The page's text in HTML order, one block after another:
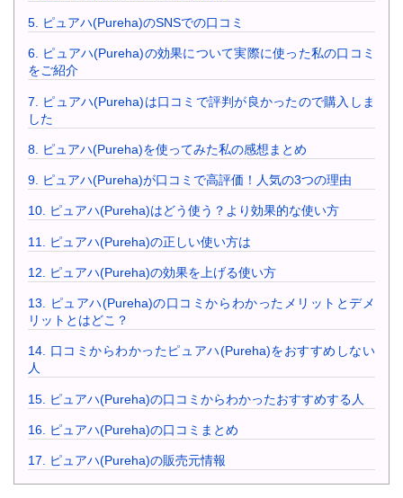
5. ピュアハ(Pureha)のSNSでの口コミ
6. ピュアハ(Pureha)の効果について実際に使った私の口コミ
をご紹介
7.
ピュアハ(Pureha)は口コミで評判が良かったので購入しま
した
8. ピュアハ(Pureha)を使ってみた私の感想まとめ
9. ピュアハ(Pureha)が口コミで高評価！人気の3つの理由
10. ピュアハ(Pureha)はどう使う？より効果的な使い方
11. ピュアハ(Pureha)の正しい使い方は
12. ピュアハ(Pureha)の効果を上げる使い方
13.
ピュアハ(Pureha)の口コミからわかったメリットとデメ
リットとはどこ？
14. 口コミからわかったピュアハ(Pureha)をおすすめしない
人
15. ピュアハ(Pureha)の口コミからわかったおすすめする人
16. ピュアハ(Pureha)の口コミまとめ
17. ピュアハ(Pureha)の販売元情報